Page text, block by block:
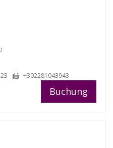
+302281043943
Buchung